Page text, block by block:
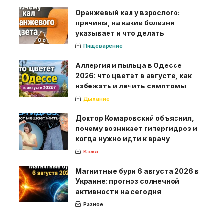
Оранжевый кал у взрослого:
причины, на какие болезни
указывает и что делать
Пищеварение
Аллергия и пыльца в Одессе
2026: что цветет в августе, как
избежать и лечить симптомы
Дыхание
Доктор Комаровский объяснил,
почему возникает гипергидроз и
когда нужно идти к врачу
Кожа
Магнитные бури 6 августа 2026 в
Украине: прогноз солнечной
активности на сегодня
Разное